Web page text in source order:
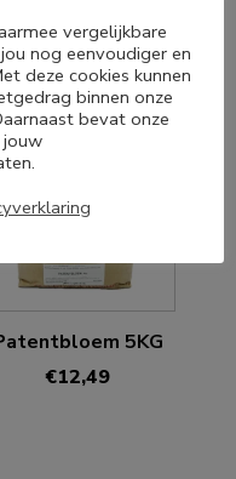
€3,39
5KG
€12,49
vergelijkbare
nog eenvoudiger en
deze cookies kunnen
binnen onze
bevat onze